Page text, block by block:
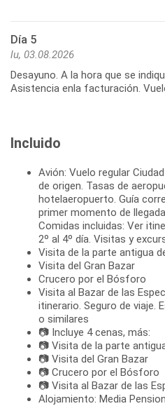
Día 5
lu, 03.08.2026
Desayuno. A la hora que se
Asistencia enla facturación.
Incluido
Avión: Vuelo regular
de origen. Tasas de
hotelaeropuerto. Guía
primer momento de
Comidas incluidas: Ver
2º al 4º día. Visitas y
Visita de la parte antigua
Visita del Gran Bazar
Crucero por el Bósforo
Visita al Bazar de las
itinerario. Seguro de viaje.
o similares
📷 Incluye 4 cenas, más:
📷 Visita de la parte
📷 Visita del Gran Bazar
📷 Crucero por el Bósforo
📷 Visita al Bazar de las
Alojamiento: Media Pension